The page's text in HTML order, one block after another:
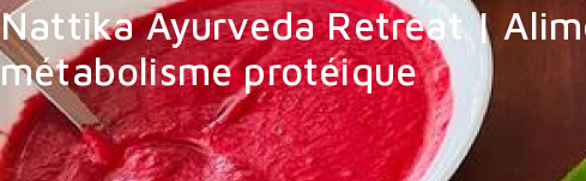
Nattika Ayurveda Retreat |
métabolisme protéique